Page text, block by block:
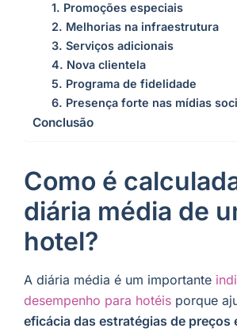
1. Promoções especiais
2. Melhorias na infraestrutura
3. Serviços adicionais
4. Nova clientela
5. Programa de fidelidade
6. Presença forte nas mídias
Conclusão
Como é
diária média de
hotel?
A diária média é um importante
desempenho para hotéis porque
eficácia das estratégias de preços